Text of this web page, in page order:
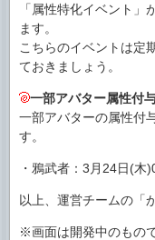
「属性特化イベント」
ます。
こちらのイベントは定
ておきましょう。
一部アバター属性付
一部アバターの属性付
す。
・鴉武者：3月24日(木
以上、運営チームの「
※画面は開発中のもの